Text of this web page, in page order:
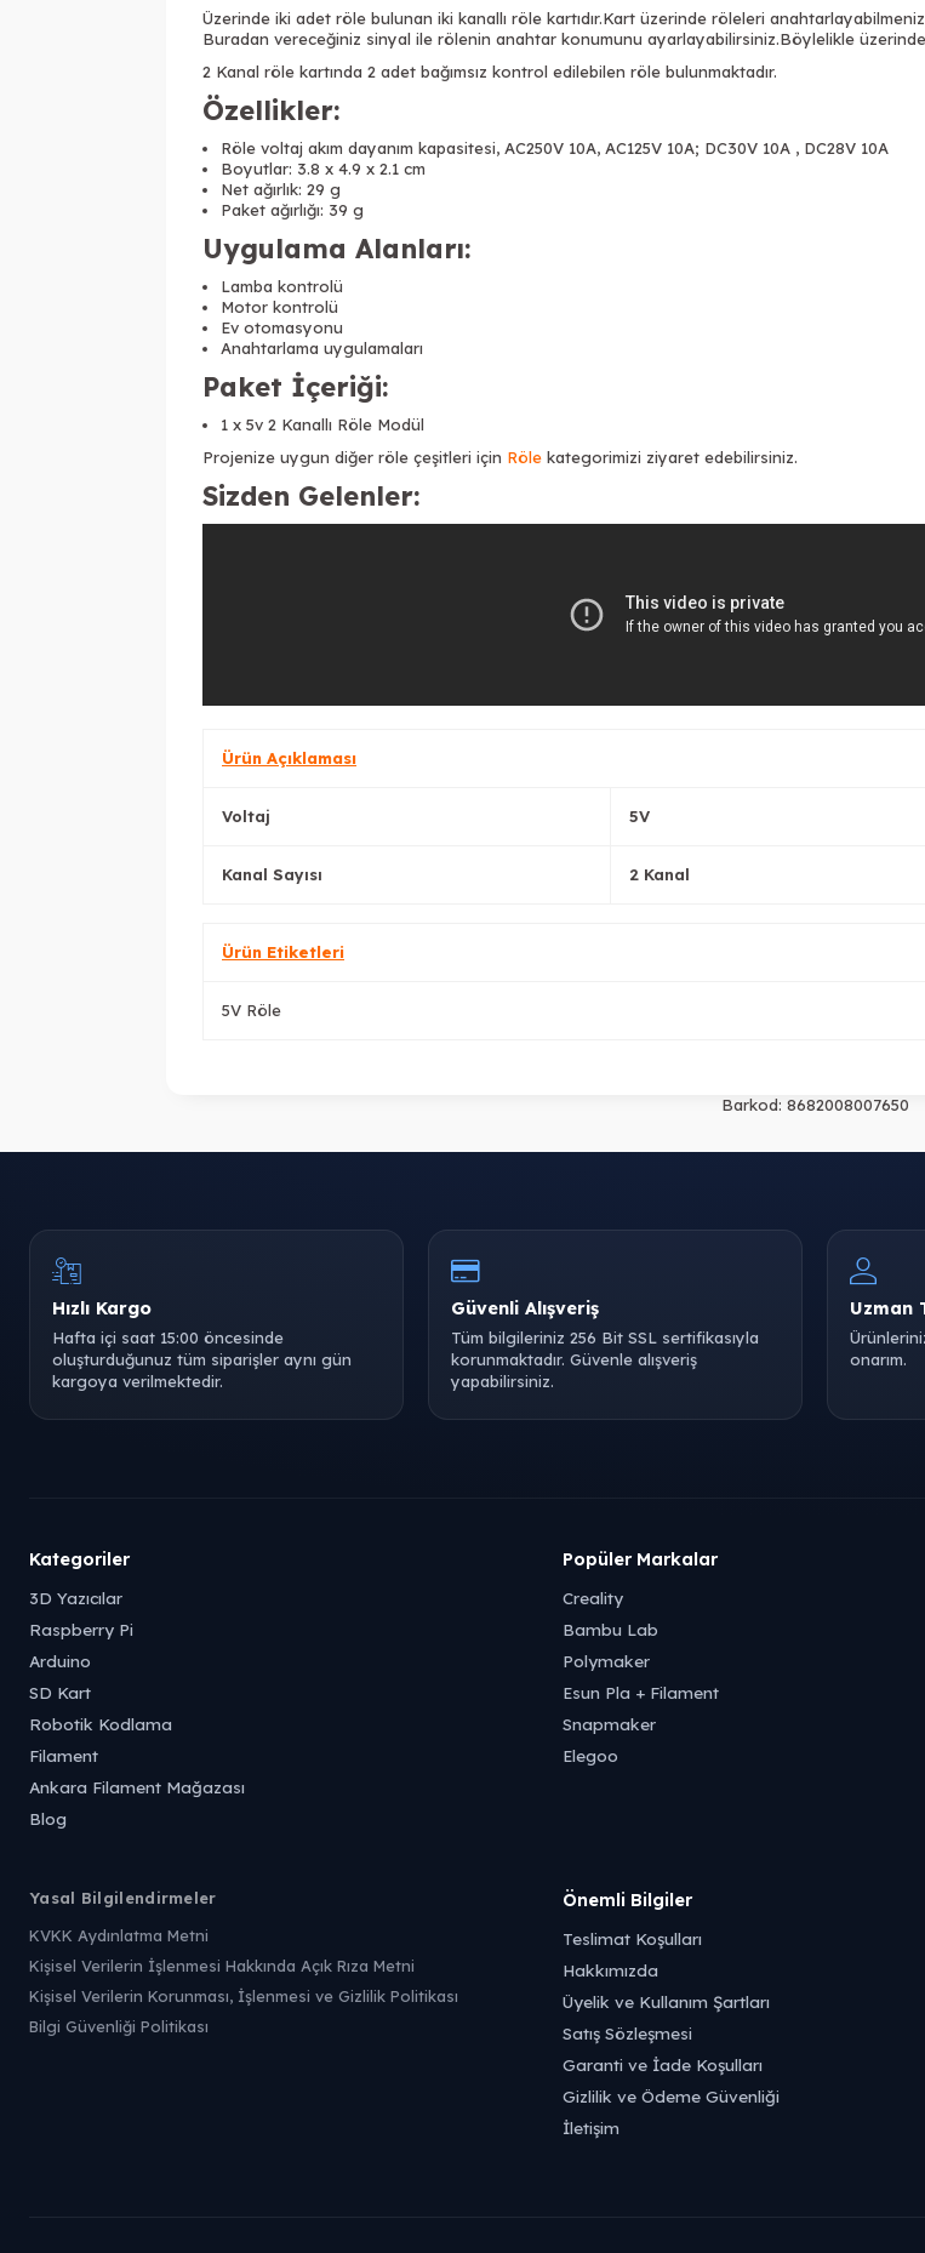
Üzerinde iki adet röle bulunan iki kanallı röle kartıdır.Kart üzerinde röleleri
Buradan vereceğiniz sinyal ile rölenin anahtar konumunu ayarlayabilirsiniz.Böylelikle
2 Kanal röle kartında 2 adet bağımsız kontrol edilebilen röle bulunmaktadır.
Özellikler:
Röle voltaj akım dayanım kapasitesi, AC250V 10A, AC125V 10A; DC30V 10A , DC28V 10A
Boyutlar: 3.8 x 4.9 x 2.1 cm
Net ağırlık: 29 g
Paket ağırlığı: 39 g
Uygulama Alanları:
Lamba kontrolü
Motor kontrolü
Ev otomasyonu
Anahtarlama uygulamaları
Paket İçeriği:
1 x 5v 2 Kanallı Röle Modül
Projenize uygun diğer röle çeşitleri için Röle kategorimizi ziyaret edebilirsiniz.
Sizden Gelenler:
Ürün Açıklaması
Voltaj 5V
Kanal Sayısı 2 Kanal
Ürün Etiketleri
5V Röle
Barkod: 8682008007650
Hızlı Kargo
Hafta içi saat 15:00 öncesinde
oluşturduğunuz tüm siparişler aynı gün
kargoya verilmektedir.
Güvenli Alışveriş
Tüm bilgileriniz 256 Bit SSL sertifikasıyla
korunmaktadır. Güvenle alışveriş
yapabilirsiniz.
Uzman
onarım.
Kategoriler
3D Yazıcılar
Raspberry Pi
Arduino
SD Kart
Robotik Kodlama
Filament
Ankara Filament Mağazası
Blog
Popüler Markalar
Creality
Bambu Lab
Polymaker
Esun Pla + Filament
Snapmaker
Elegoo
Yasal Bilgilendirmeler
KVKK Aydınlatma Metni
Kişisel Verilerin İşlenmesi Hakkında Açık Rıza Metni
Kişisel Verilerin Korunması, İşlenmesi ve Gizlilik Politikası
Bilgi Güvenliği Politikası
Önemli Bilgiler
Teslimat Koşulları
Hakkımızda
Üyelik ve Kullanım Şartları
Satış Sözleşmesi
Garanti ve İade Koşulları
Gizlilik ve Ödeme Güvenliği
İletişim